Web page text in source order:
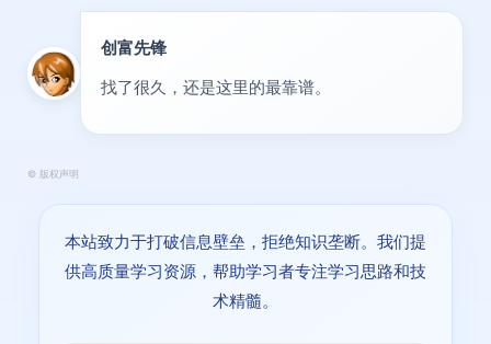
创富先锋
找了很久，还是这里的最靠谱。
© 版权声明
本站致力于打破信息壁垒，拒绝知识垄断。我们提
供高质量学习资源，帮助学习者专注学习思路和技
术精髓。